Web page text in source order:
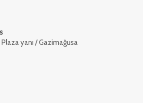
yanı / Gazimağusa